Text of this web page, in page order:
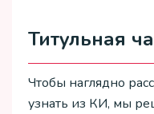
Титульная
Чтобы наглядно
узнать из КИ, мы